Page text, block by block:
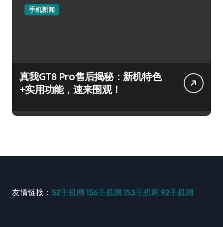
手机新闻
真我GT8 Pro售后揭秘：新机特色
+实用功能，速来围观！
友情链接： 52手机网 156手机网 153手机网 92手机网